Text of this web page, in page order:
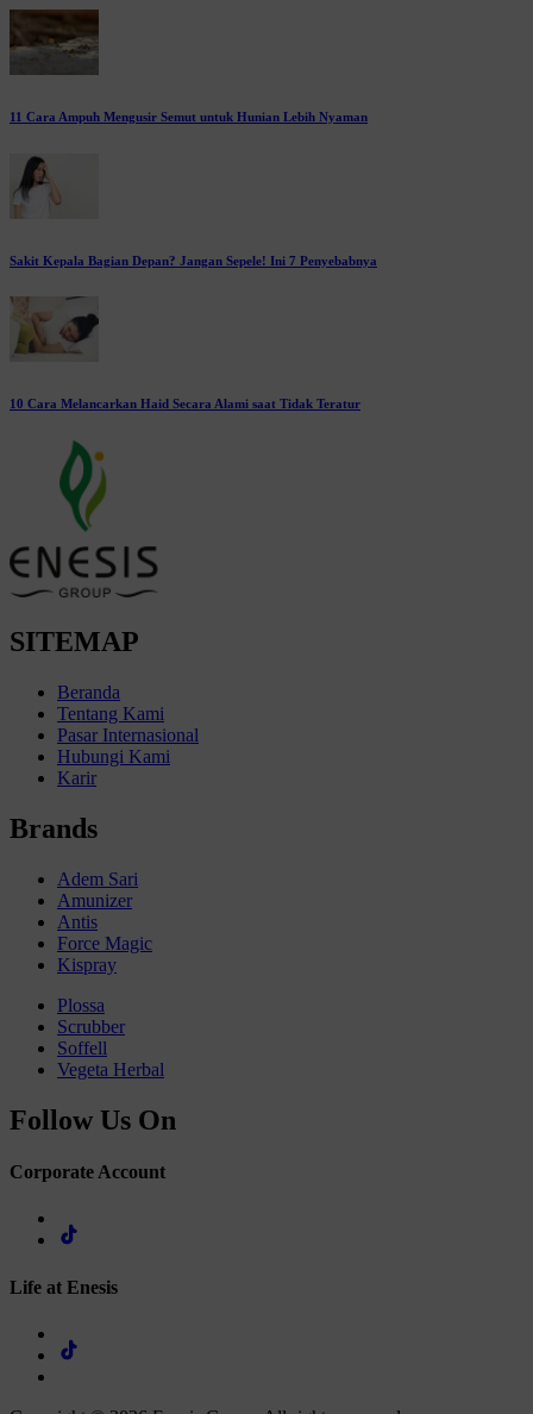
11 Cara Ampuh Mengusir Semut untuk Hunian Lebih Nyaman
Sakit Kepala Bagian Depan? Jangan Sepele! Ini 7 Penyebabnya
10 Cara Melancarkan Haid Secara Alami saat Tidak Teratur
SITEMAP
Beranda
Tentang Kami
Pasar Internasional
Hubungi Kami
Karir
Brands
Adem Sari
Amunizer
Antis
Force Magic
Kispray
Plossa
Scrubber
Soffell
Vegeta Herbal
Follow Us On
Corporate Account
Life at Enesis